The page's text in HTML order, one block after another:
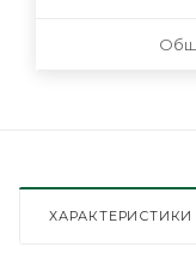
ХАРАКТЕРИСТИКИ